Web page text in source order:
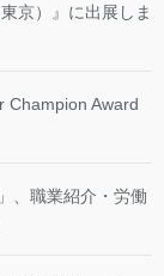
京）』に出展しま
Champion Award
、職業紹介・労働